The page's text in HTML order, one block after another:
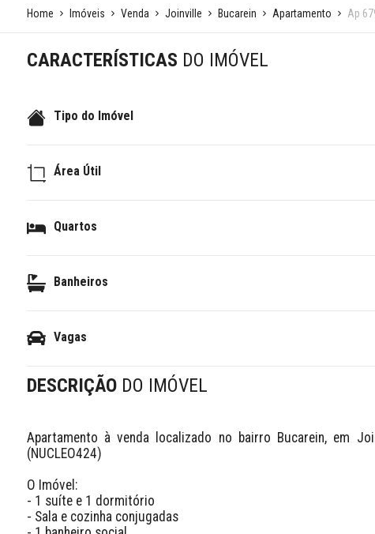
Home Imóveis Venda Joinville Bucarein Apartamento Ap
CARACTERÍSTICAS DO IMÓVEL
Tipo do Imóvel
Área Útil
Quartos
Banheiros
Vagas
DESCRIÇÃO DO IMÓVEL
Apartamento à venda localizado no bairro Bucarein, em
(NUCLEO424)
O Imóvel:
- 1 suíte e 1 dormitório
- Sala e cozinha conjugadas